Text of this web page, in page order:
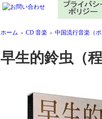
ホーム ＞ CD 音楽 ＞ 中国流行音楽（
早生的鈴虫（